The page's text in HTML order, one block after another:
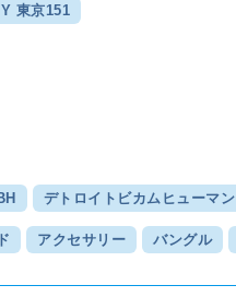
東京151
デトロイトビカムヒューマン
アクセサリー バングル